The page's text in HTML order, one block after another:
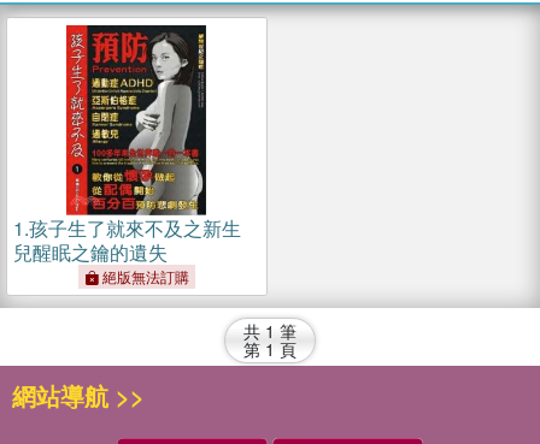
1.孩子生了就來不及之新生
兒醒眠之鑰的遺失
絕版無法訂購
共 1 筆
第 1 頁
網站導航 >>